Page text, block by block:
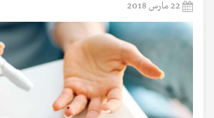
22 مارس 2018